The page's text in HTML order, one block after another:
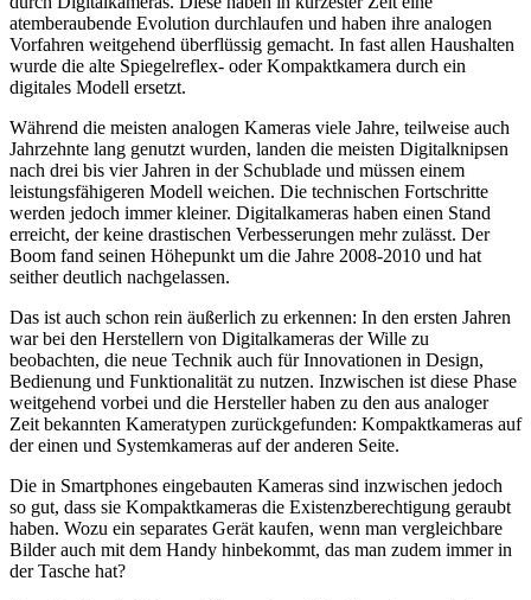
atemberaubende Evolution durchlaufen und haben ihre analogen
Vorfahren weitgehend überflüssig gemacht. In fast allen Haushalten
wurde die alte Spiegelreflex- oder Kompaktkamera durch ein
digitales Modell ersetzt.
Während die meisten analogen Kameras viele Jahre, teilweise auch
Jahrzehnte lang genutzt wurden, landen die meisten Digitalknipsen
nach drei bis vier Jahren in der Schublade und müssen einem
leistungsfähigeren Modell weichen. Die technischen Fortschritte
werden jedoch immer kleiner. Digitalkameras haben einen Stand
erreicht, der keine drastischen Verbesserungen mehr zulässt. Der
Boom fand seinen Höhepunkt um die Jahre 2008-2010 und hat
seither deutlich nachgelassen.
Das ist auch schon rein äußerlich zu erkennen: In den ersten Jahren
war bei den Herstellern von Digitalkameras der Wille zu
beobachten, die neue Technik auch für Innovationen in Design,
Bedienung und Funktionalität zu nutzen. Inzwischen ist diese Phase
weitgehend vorbei und die Hersteller haben zu den aus analoger
Zeit bekannten Kameratypen zurückgefunden: Kompaktkameras auf
der einen und Systemkameras auf der anderen Seite.
Die in Smartphones eingebauten Kameras sind inzwischen jedoch
so gut, dass sie Kompaktkameras die Existenzberechtigung geraubt
haben. Wozu ein separates Gerät kaufen, wenn man vergleichbare
Bilder auch mit dem Handy hinbekommt, das man zudem immer in
der Tasche hat?